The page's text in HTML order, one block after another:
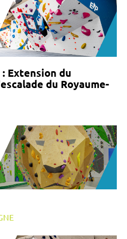
Extension du
du Royaume-